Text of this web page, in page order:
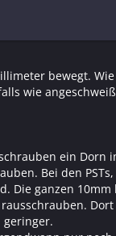
bewegt.
wie
ein
Bei den
Die ganzen
geringer.